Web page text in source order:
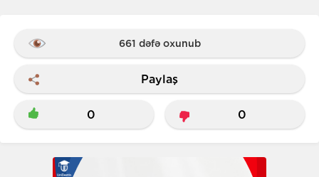
661 dəfə oxunub
Paylaş
0 0